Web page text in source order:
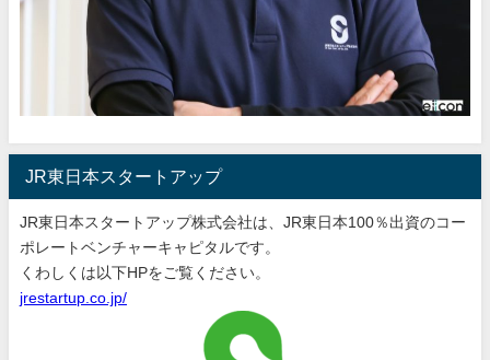
JR東日本スタートアップ
JR東日本スタートアップ株式会社は、JR東日本100％出資のコー
ポレートベンチャーキャピタルです。
くわしくは以下HPをご覧ください。
jrestartup.co.jp/